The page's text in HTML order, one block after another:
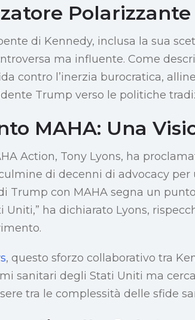
Polarizzante
di Kennedy, inclusa la sua
ma influente. Come
contro l’inerzia burocratica,
Trump verso le politiche
MAHA: Una
Action, Tony Lyons, ha
di decenni di advocacy
di Trump con MAHA segna un
Uniti,” ha dichiarato Lyons,
, questo sforzo collaborativo tra
sanitari degli Stati Uniti ma
tra le complessità delle sfide